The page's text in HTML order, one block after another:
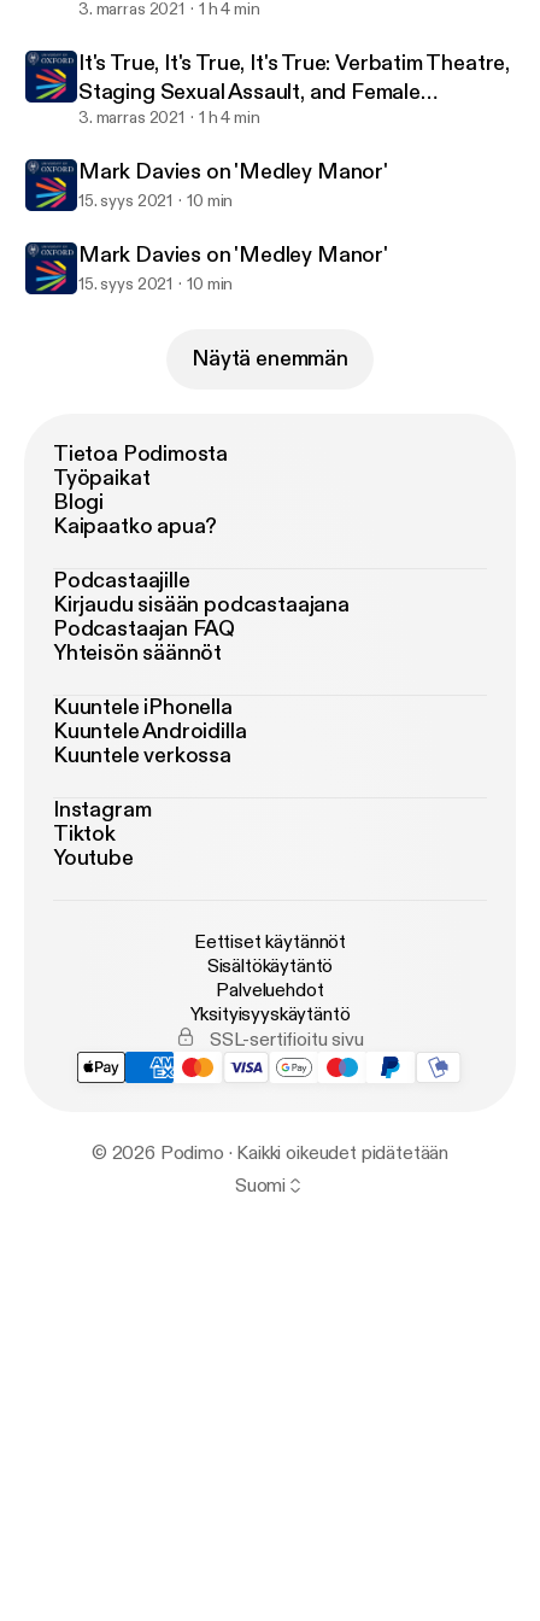
Representation in the Arts. Breach Theatre in
Dr Sos Eltis
3. marras 2021 1 h 4 min
It's True, It's True, It's True: Verbatim Theatre,
Staging Sexual Assault, and Female
Representation in the Arts
3. marras 2021 1 h 4 min
Mark Davies on 'Medley Manor'
15. syys 2021 10 min
Mark Davies on 'Medley Manor'
15. syys 2021 10 min
Näytä enemmän
Tietoa Podimosta
Työpaikat
Blogi
Kaipaatko apua?
Podcastaajille
Kirjaudu sisään podcastaajana
Podcastaajan FAQ
Yhteisön säännöt
Kuuntele iPhonella
Kuuntele Androidilla
Kuuntele verkossa
Instagram
Tiktok
Youtube
Eettiset käytännöt
Sisältökäytäntö
Palveluehdot
Yksityisyyskäytäntö
SSL-sertifioitu sivu
© 2026 Podimo · Kaikki oikeudet pidätetään
Suomi